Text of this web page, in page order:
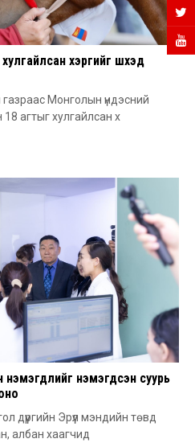
хэргийг шүүхэд
газраас Монголын үндэсний
агтыг хулгайлсан х
нэмэгдсэн суурь
дүүргийн Эрүүл мэндийн төвд
албан хаагчид